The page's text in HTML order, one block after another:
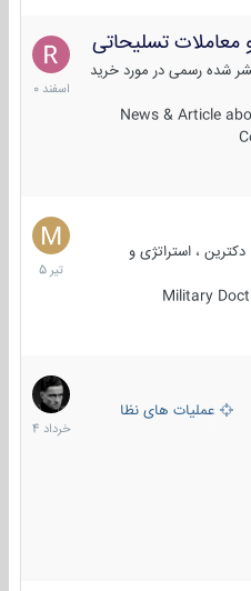
تسلیحاتی
شده رسمی در مورد خرید
News & Article
7
اسفند
1400
، استراتژی و
Military
27
تیر
1405
عملیات های نظامی خارجی
5
خرداد
1404